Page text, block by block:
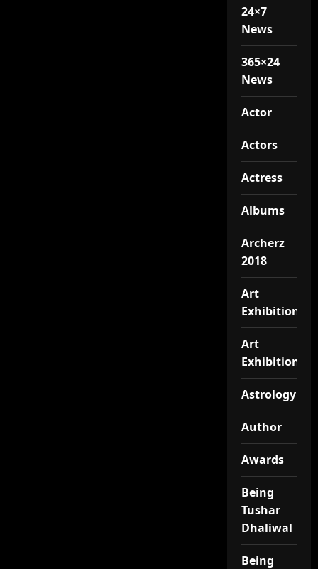
24×7
News
365×24
News
Actor
Actors
Actress
Albums
Archerz
2018
Art
Exhibition
Art
Exhibitionj
Astrology
Author
Awards
Being
Tushar
Dhaliwal
Being